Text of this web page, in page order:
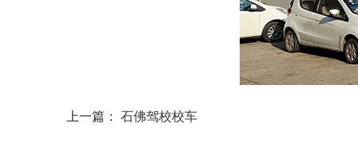
上一篇： 石佛驾校校车